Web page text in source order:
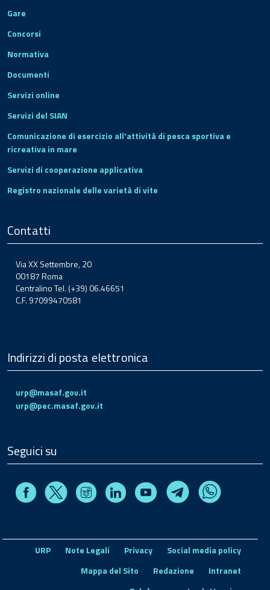
Gare
Concorsi
Normativa
Documenti
Servizi online
Servizi del SIAN
Comunicazione di esercizio all'attività di pesca sportiva e
ricreativa in mare
Servizi di cooperazione applicativa
Registro nazionale delle varietà di vite
Contatti
Via XX Settembre, 20
00187 Roma
Centralino Tel. (+39) 06.46651
C.F. 97099470581
Indirizzi di posta elettronica
urp@masaf.gov.it
urp@pec.masaf.gov.it
Seguici su
FacebookX InstagramLinkedin Youtube TelegramWhatsapp
URP Note Legali Privacy
Social media policy
Mappa del Sito
Redazione
Intranet